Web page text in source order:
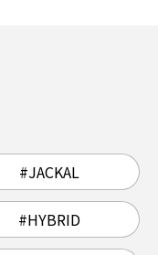
#JACKAL
#HYBRID